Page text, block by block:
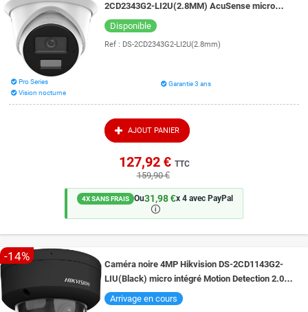
2CD2343G2-LI2U(2.8MM) AcuSense micro
intégré vision de nuit couleur 30 mètres
Disponible
Ref : DS-2CD2343G2-LI2U(2.8mm)
Pro Series
Vision nocturne
Garantie 3 ans
AJOUT PANIER
127,92 € TTC
159,90 €
4X SANS FRAIS Ou31,98 €x 4 avec PayPal
🛈
-14%
Caméra noire 4MP Hikvision DS-2CD1143G2-
LIU(Black) micro intégré Motion Detection 2.0
vision de nuit couleur Dual Light 30 m
Arrivage en cours